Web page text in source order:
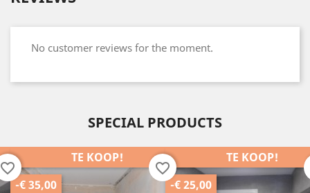
No customer reviews for the moment.
SPECIAL PRODUCTS
TE KOOP!
-€ 35,00
favorite_border
TE KOOP!
-€ 25,00